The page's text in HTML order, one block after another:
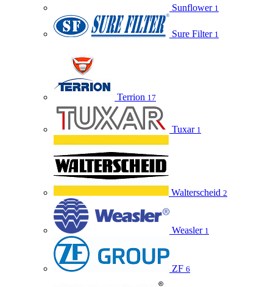
Sunflower 1
Sure Filter 1
Terrion 17
Tuxar 1
Walterscheid 2
Weasler 1
ZF 6